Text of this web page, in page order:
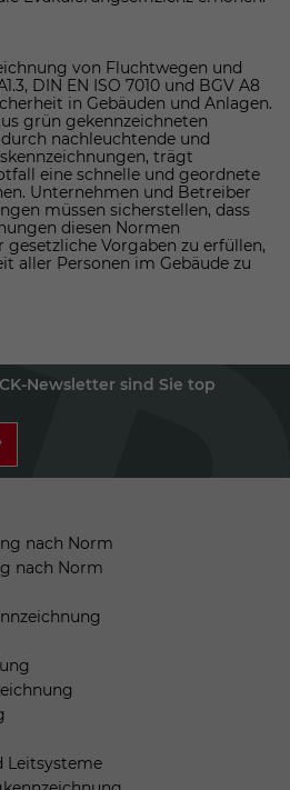
von Fluchtwegen und
DIN EN ISO 7010 und BGV A8
in Gebäuden und Anlagen.
grün gekennzeichneten
nachleuchtende und
trägt
eine schnelle und geordnete
Unternehmen und Betreiber
müssen sicherstellen, dass
diesen Normen
Vorgaben zu erfüllen,
aller Personen im Gebäude zu
Newsletter sind Sie top
nach Norm
nach Norm
Leitsysteme